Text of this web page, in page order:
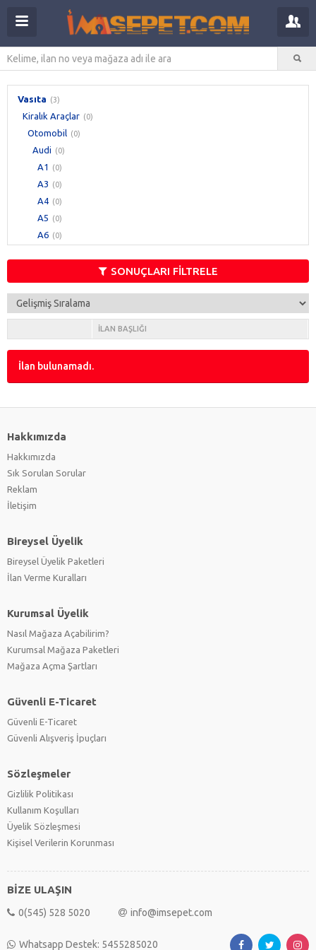
Vasıta (3)
Kiralık Araçlar (0)
Otomobil (0)
Audi (0)
A1 (0)
A3 (0)
A4 (0)
A5 (0)
A6 (0)
S8
TT (0)
SONUÇLARI FİLTRELE
İLAN BAŞLIĞI
İlan bulunamadı.
Hakkımızda
Hakkımızda
Sık Sorulan Sorular
Reklam
İletişim
Bireysel Üyelik
Bireysel Üyelik Paketleri
İlan Verme Kuralları
Kurumsal Üyelik
Nasıl Mağaza Açabilirim?
Kurumsal Mağaza Paketleri
Mağaza Açma Şartları
Güvenli E-Ticaret
Güvenli E-Ticaret
Güvenli Alışveriş İpuçları
Sözleşmeler
Gizlilik Politikası
Kullanım Koşulları
Üyelik Sözleşmesi
Kişisel Verilerin Korunması
BİZE ULAŞIN
0(545) 528 5020 info@imsepet.com
Whatsapp Destek: 5455285020